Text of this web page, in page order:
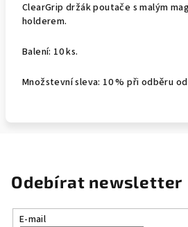
ClearGrip držák poutače s malým
holderem.
Balení: 10 ks.
Množstevní sleva: 10 % při odběru
Odebírat newsletter
E-mail